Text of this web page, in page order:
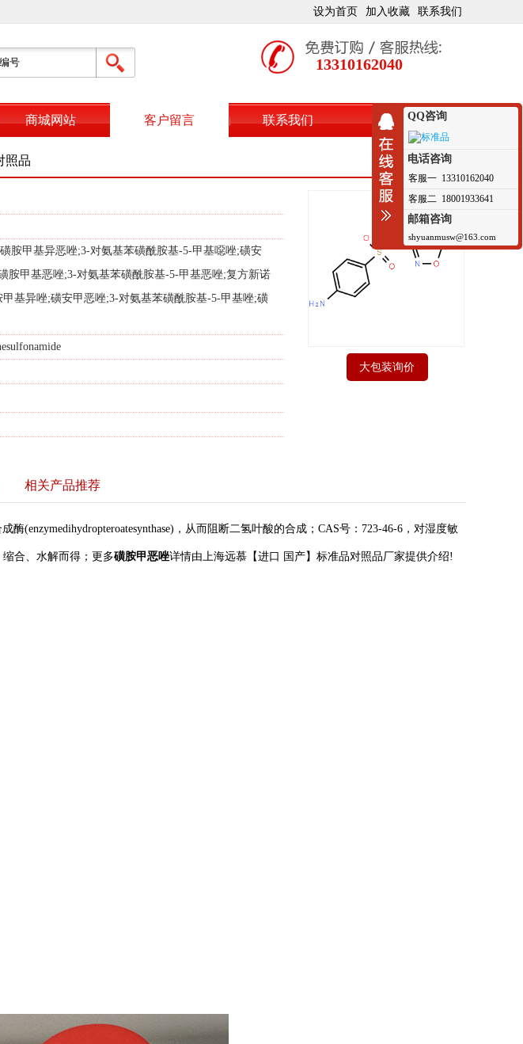
设为首页 加入收藏 联系我们
13310162040
商城网站 客户留言 联系我们
照品
胺甲基异恶唑;3-对氨基苯磺酰胺基-5-甲基噁唑;磺安
胺甲基恶唑;3-对氨基苯磺酰胺基-5-甲基恶唑;复方新诺
基异唑;磺安甲恶唑;3-对氨基苯磺酰胺基-5-甲基唑;磺
大包装询价
相关产品推荐
(enzymedihydropteroatesynthase)，从而阻断二氢叶酸的合成；CAS号：723-46-6，对湿度敏
合、水解而得；更多磺胺甲恶唑详情由上海远慕【进口 国产】标准品对照品厂家提供介绍!
QQ咨询
电话咨询
客服一 13310162040
客服二 18001933641
邮箱咨询
shyuanmusw@163.com